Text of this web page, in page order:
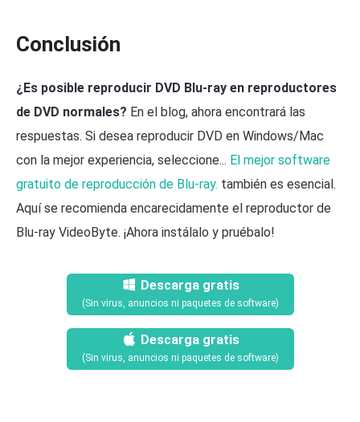
Conclusión
¿Es posible reproducir DVD Blu-ray en reproductores
de DVD normales? En el blog, ahora encontrará las
respuestas. Si desea reproducir DVD en Windows/Mac
con la mejor experiencia, seleccione... El mejor software
gratuito de reproducción de Blu-ray. también es esencial.
Aquí se recomienda encarecidamente el reproductor de
Blu-ray VideoByte. ¡Ahora instálalo y pruébalo!
Descarga gratis
(Sin virus, anuncios ni paquetes de software)
Descarga gratis
(Sin virus, anuncios ni paquetes de software)